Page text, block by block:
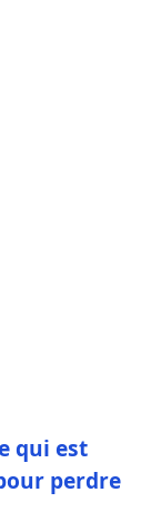
qui est
perdre